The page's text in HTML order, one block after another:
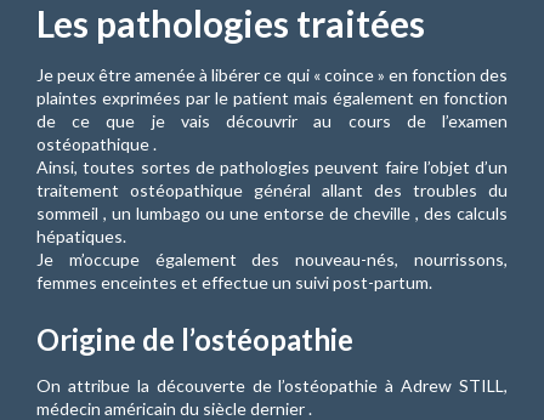
Les pathologies traitées
Je peux être amenée à libérer ce qui « coince » en fonction des
plaintes exprimées par le patient mais également en fonction
de ce que je vais découvrir au cours de l’examen
ostéopathique .
Ainsi, toutes sortes de pathologies peuvent faire l’objet d’un
traitement ostéopathique général allant des troubles du
sommeil , un lumbago ou une entorse de cheville , des calculs
hépatiques.
Je m’occupe également des nouveau-nés, nourrissons,
femmes enceintes et effectue un suivi post-partum.
Origine de l’ostéopathie
On attribue la découverte de l’ostéopathie à Adrew STILL,
médecin américain du siècle dernier .